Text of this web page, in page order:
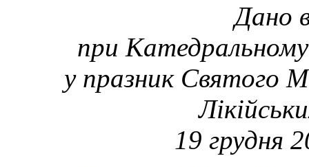
Дано
при Катедральному
у празник Святого
19 грудня